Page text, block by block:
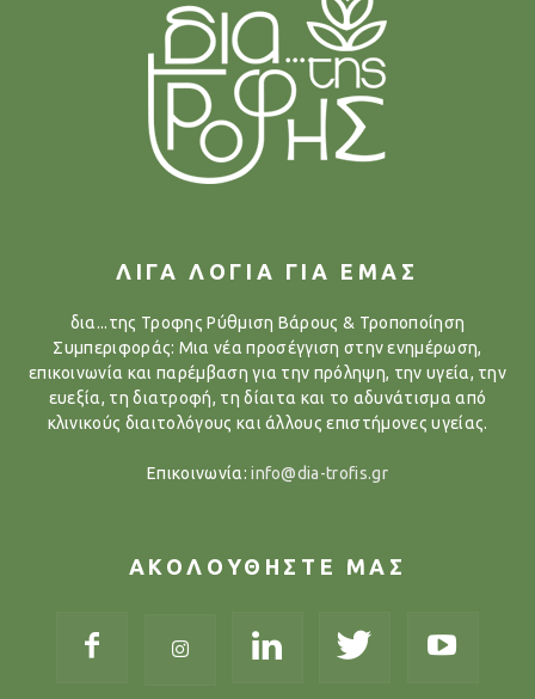
ΛΙΓΑ ΛΟΓΙΑ ΓΙΑ ΕΜΑΣ
δια...της Τροφης Ρύθμιση Βάρους & Τροποποίηση
Συμπεριφοράς: Μια νέα προσέγγιση στην ενημέρωση,
επικοινωνία και παρέμβαση για την πρόληψη, την υγεία, την
ευεξία, τη διατροφή, τη δίαιτα και το αδυνάτισμα από
κλινικούς διαιτολόγους και άλλους επιστήμονες υγείας.
Επικοινωνία:info@dia-trofis.gr
ΑΚΟΛΟΥΘΗΣΤΕ ΜΑΣ